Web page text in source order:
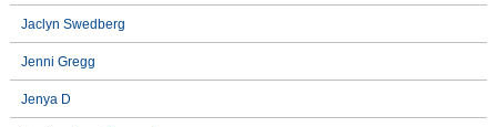
Jaclyn Swedberg
Jenni Gregg
Jenya D